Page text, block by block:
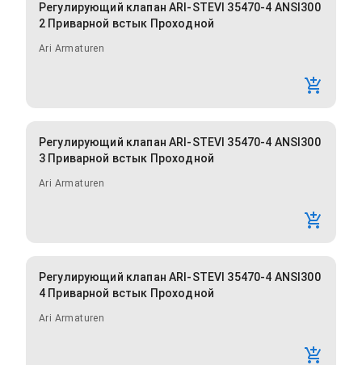
Регулирующий клапан ARI-STEVI 35470-4 ANSI300
2 Приварной встык Проходной
Ari Armaturen
Регулирующий клапан ARI-STEVI 35470-4 ANSI300
3 Приварной встык Проходной
Ari Armaturen
Регулирующий клапан ARI-STEVI 35470-4 ANSI300
4 Приварной встык Проходной
Ari Armaturen